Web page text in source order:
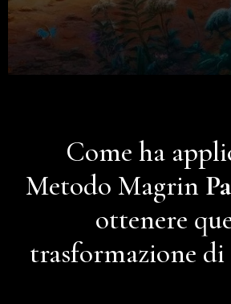
Come ha
Metodo Magrin
ottenere
trasformazione di